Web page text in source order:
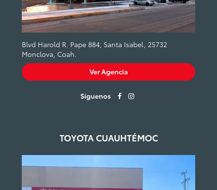
Blvd Harold R. Pape 884, Santa Isabel, 25732
Monclova, Coah.
Ver Agencia
Síguenos
TOYOTA CUAUHTÉMOC